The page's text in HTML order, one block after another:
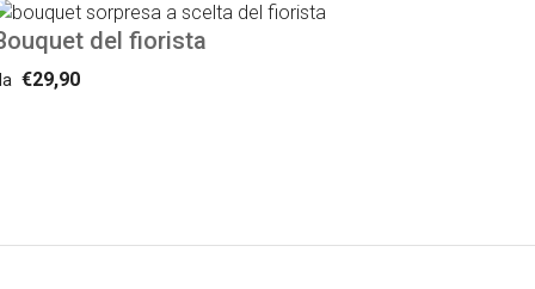
del fiorista
€29,90